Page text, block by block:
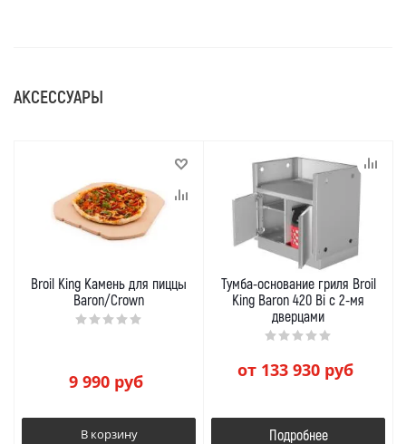
АКСЕССУАРЫ
Broil King Камень для пиццы
Baron/Crown
9 990руб
В корзину
Тумба-основание гриля Broil
King Baron 420 Bi с 2-мя
дверцами
от 133 930 руб
Подробнее